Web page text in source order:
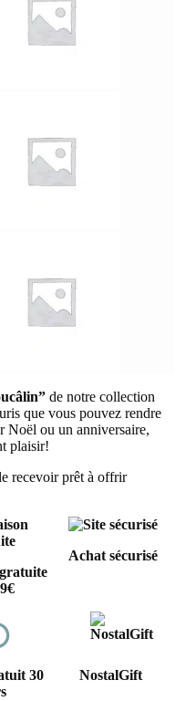
de notre collection
que vous pouvez rendre
Noël ou un anniversaire,
plaisir!
recevoir prêt à offrir
Achat sécurisé
30
NostalGift